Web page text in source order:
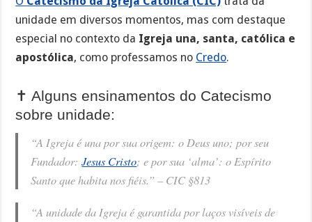
unidade em diversos momentos, mas com destaque
especial no contexto da Igreja una, santa, católica e
apostólica, como professamos no Credo.
✝️ Alguns ensinamentos do Catecismo
sobre unidade:
“A Igreja é una por sua origem: o Deus uno; por seu
Fundador:Jesus Cristo; e por sua ‘alma’: o Espírito
Santo que habita nos fiéis.” – CIC §813
“A unidade da Igreja é garantida por laços visíveis de